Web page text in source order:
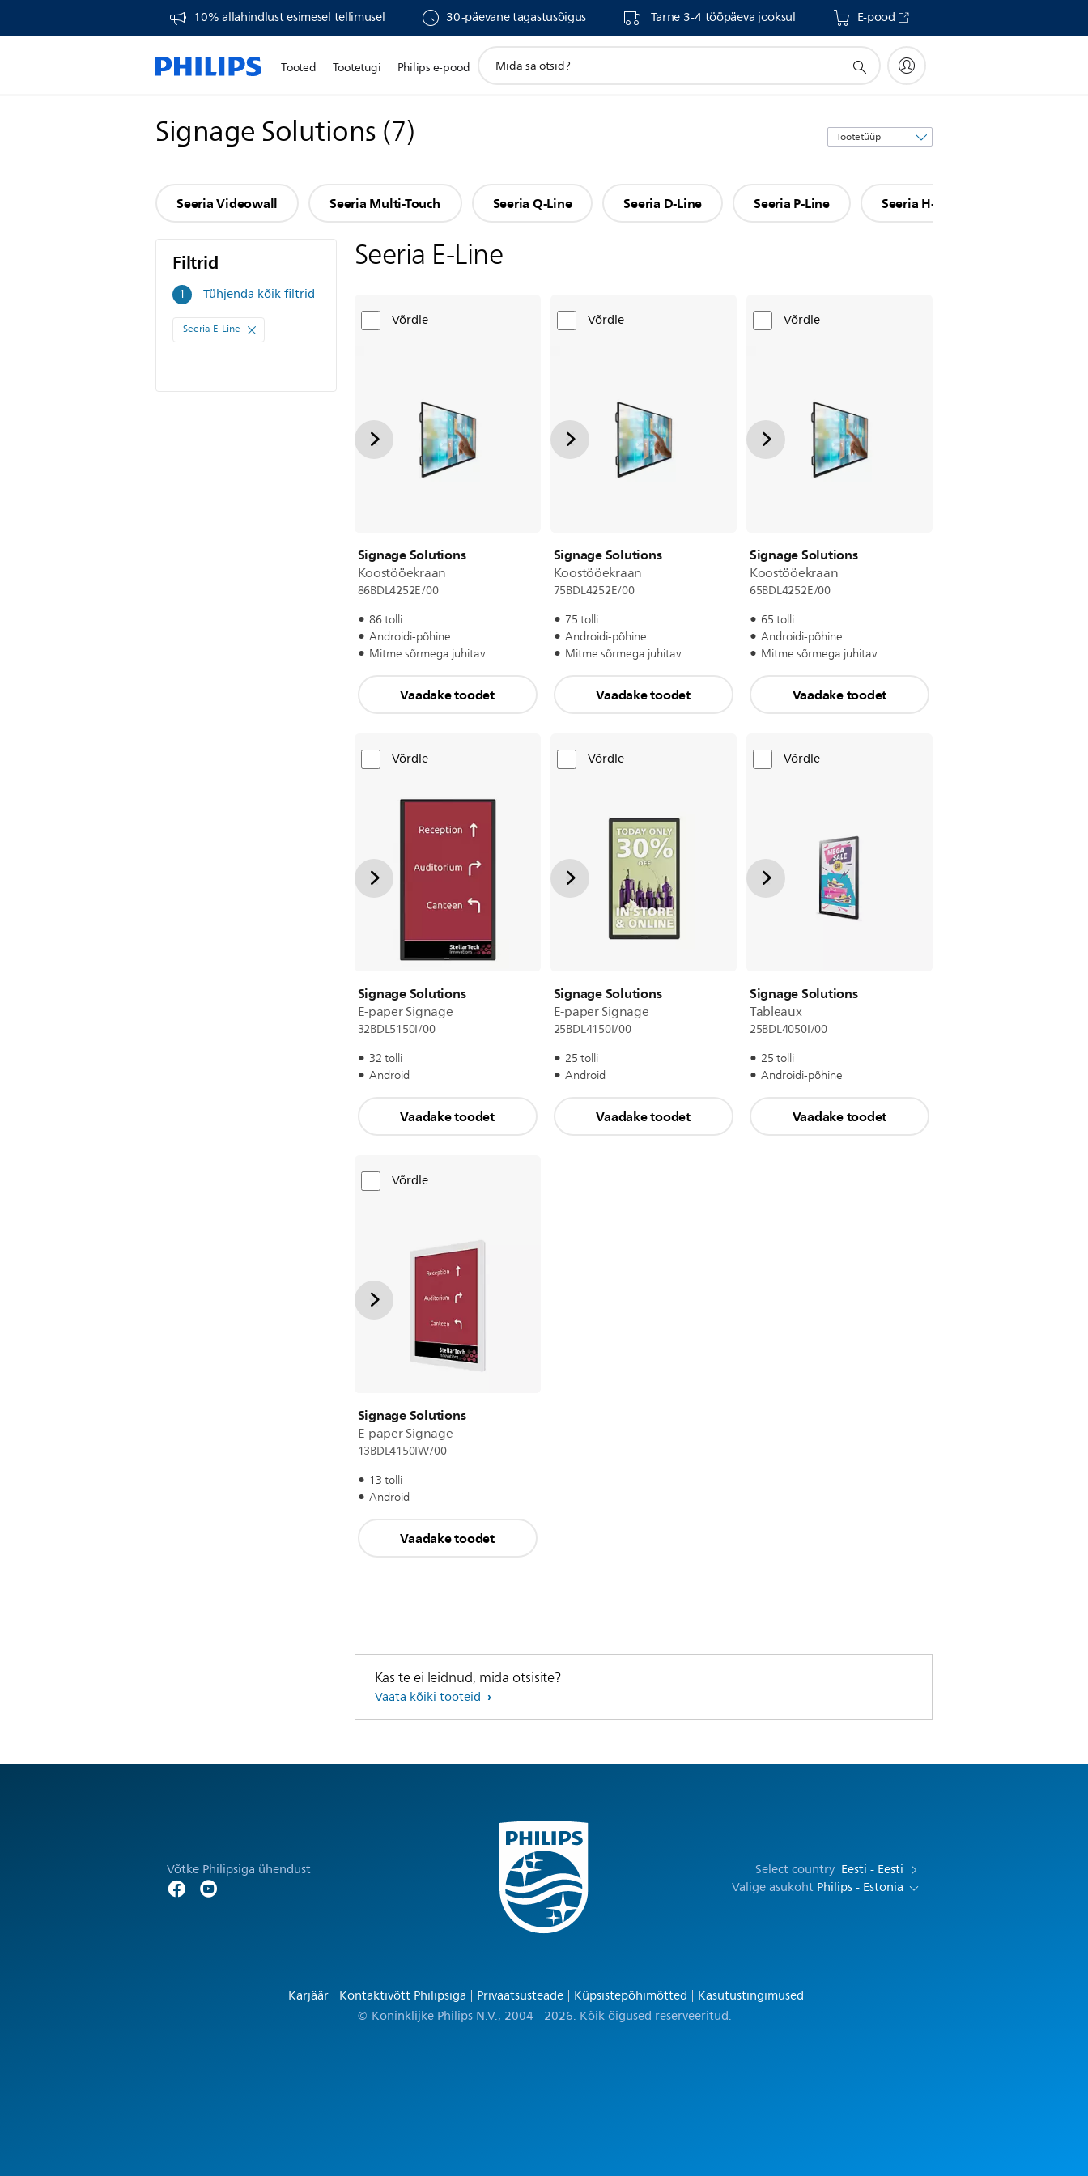
10% allahindlust esimesel tellimusel 30-päevane tagastusõigus Tarne 3-4 tööpäeva jooksul E-pood
Tooted Tootetugi Philips e-pood
search
Signage Solutions(7) Sortimisalus
Seeria Videowall Seeria Multi-Touch Seeria Q-Line Seeria D-Line Seeria P-Line Seeria H-Line
Filtrid
1 Filtrid
Tühjenda kõik filtrid
Seeria E-Line
Seeria E-Line
Võrdle
Signage Solutions
Koostööekraan
86BDL4252E/00
86 tolli
Androidi-põhine
Mitme sõrmega juhitav
Vaadake toodet
Võrdle
Signage Solutions
Koostööekraan
75BDL4252E/00
75 tolli
Androidi-põhine
Mitme sõrmega juhitav
Vaadake toodet
Võrdle
Signage Solutions
Koostööekraan
65BDL4252E/00
65 tolli
Androidi-põhine
Mitme sõrmega juhitav
Vaadake toodet
Võrdle
Signage Solutions
E-paper Signage
32BDL5150I/00
32 tolli
Android
Vaadake toodet
Võrdle
Signage Solutions
E-paper Signage
25BDL4150I/00
25 tolli
Android
Vaadake toodet
Võrdle
Signage Solutions
Tableaux
25BDL4050I/00
25 tolli
Androidi-põhine
Vaadake toodet
Võrdle
Signage Solutions
E-paper Signage
13BDL4150IW/00
13 tolli
Android
Vaadake toodet
Kas te ei leidnud, mida otsisite?
Vaata kõiki tooteid
Võtke Philipsiga ühendust Select country Eesti - Eesti
Valige asukoht Philips - Estonia
Karjäär Kontaktivõtt Philipsiga Privaatsusteade Küpsistepõhimõtted Kasutustingimused
© Koninklijke Philips N.V., 2004 - 2026. Kõik õigused reserveeritud.